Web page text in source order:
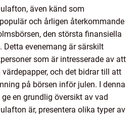
även känd som
och årligen återkommande
den största finansiella
Detta evenemang är särskilt
som är intresserade av att
och det bidrar till att
på börsen inför julen. I denna
en grundlig översikt av vad
är, presentera olika typer av